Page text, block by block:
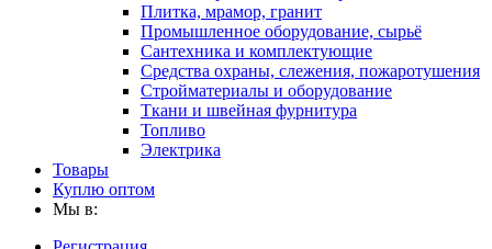
Плитка, мрамор, гранит
Промышленное оборудование, сырьё
Сантехника и комплектующие
Средства охраны, слежения, пожаротушения
Стройматериалы и оборудование
Ткани и швейная фурнитура
Топливо
Электрика
Товары
Куплю оптом
Мы в: